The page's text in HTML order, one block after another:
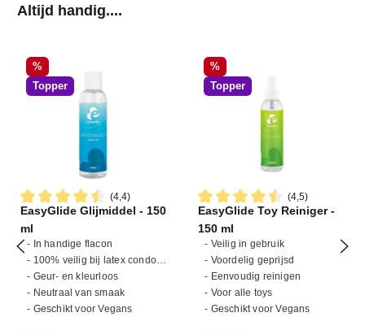
Productgalerij overslaan
Altijd handig....
Korting
%
Topper
(4,4)
Gemiddelde waardering van 4.4 van 5 sterren
EasyGlide Glijmiddel - 150
ml
- In handige flacon
- 100% veilig bij latex condooms
- Geur- en kleurloos
- Neutraal van smaak
- Geschikt voor Vegans
Korting
%
Topper
(4,5)
Gemiddelde waardering van
EasyGlide Toy Reiniger -
150 ml
- Veilig in gebruik
- Voordelig geprijsd
- Eenvoudig reinigen
- Voor alle toys
- Geschikt voor Vegans